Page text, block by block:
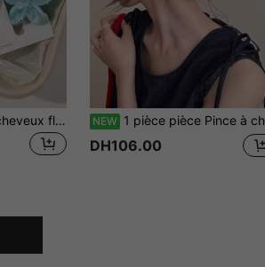
3 pièces/set Clips à cheveux fleurs d'hortensia au motif marbré bleu dégradé de style bohème. Accessoires de cheveux pour vacances à la plage. Pinces à fleurs pour l'automne, l'hiver et l'été NEW 1 pièce pièce Pince à cheveux triangle en denim vintage avec bord rouge contrasté, accessoire de coiffure élégant et minimaliste pour un chignon quotidien à la mode
DH106.00